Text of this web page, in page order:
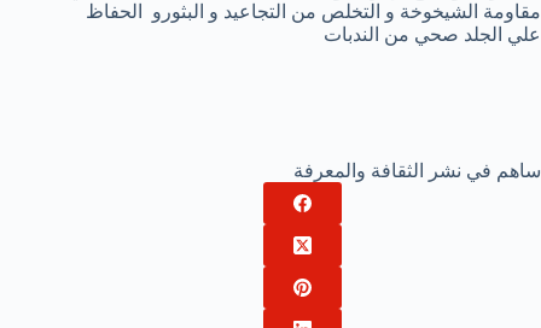
مقاومة الشيخوخة و التخلص من التجاعيد و البثورو الحفاظ
علي الجلد صحي من الندبات
ساهم في نشر الثقافة والمعرفة